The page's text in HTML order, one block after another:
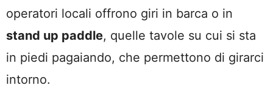
operatori locali offrono giri in barca o in
stand up paddle, quelle tavole su cui si sta
in piedi pagaiando, che permettono di girarci
intorno.